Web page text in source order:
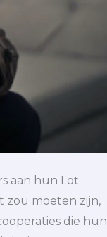
aan hun Lot
zou moeten zijn,
die hun